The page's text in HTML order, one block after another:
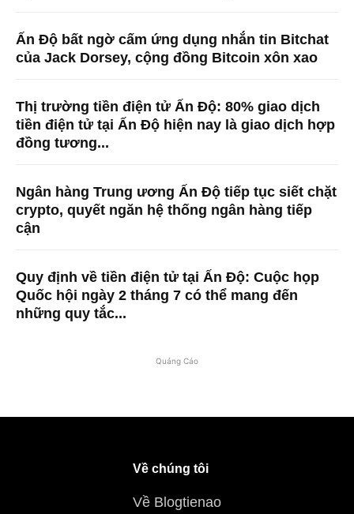
Ấn Độ bất ngờ cấm ứng dụng nhắn tin Bitchat
của Jack Dorsey, cộng đồng Bitcoin xôn xao
Thị trường tiền điện tử Ấn Độ: 80% giao dịch
tiền điện tử tại Ấn Độ hiện nay là giao dịch hợp
đồng tương...
Ngân hàng Trung ương Ấn Độ tiếp tục siết chặt
crypto, quyết ngăn hệ thống ngân hàng tiếp
cận
Quy định về tiền điện tử tại Ấn Độ: Cuộc họp
Quốc hội ngày 2 tháng 7 có thể mang đến
những quy tắc...
Quảng Cáo
Về chúng tôi
Về Blogtienao